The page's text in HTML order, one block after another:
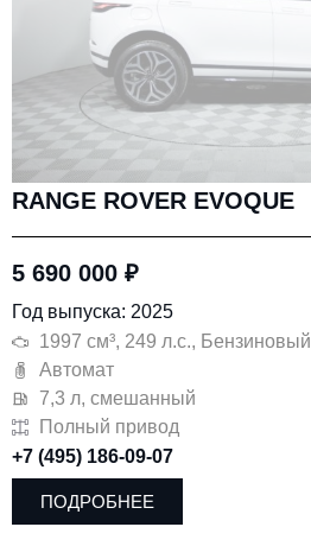
RANGE ROVER EVOQUE
5 690 000 ₽
Год выпуска: 2025
1997 см³, 249 л.с., Бензиновый
Автомат
7,3 л, смешанный
Полный привод
+7 (495) 186-09-07
ПОДРОБНЕЕ